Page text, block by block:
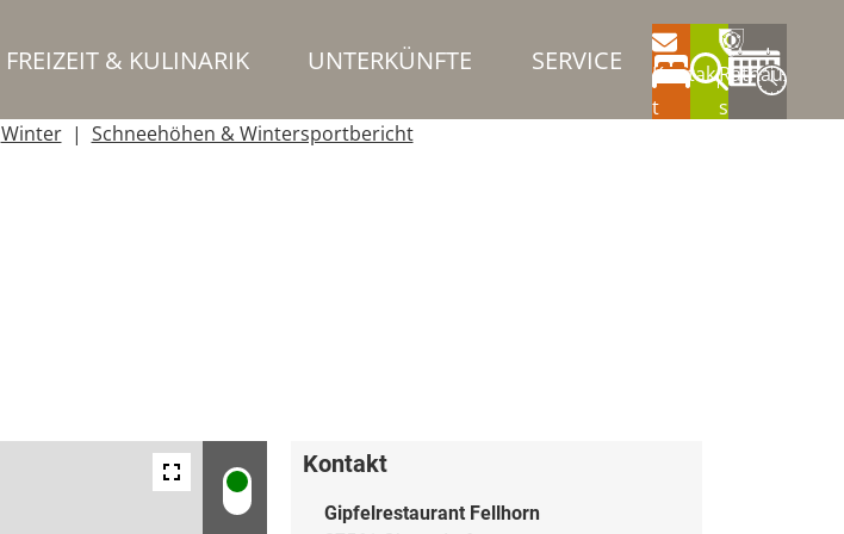
FREIZEIT & KULINARIK UNTERKÜNFTE SERVICE
Kontak
t
Rathau
s
Winter Schneehöhen & Wintersportbericht
Kontakt
Gipfelrestaurant Fellhorn